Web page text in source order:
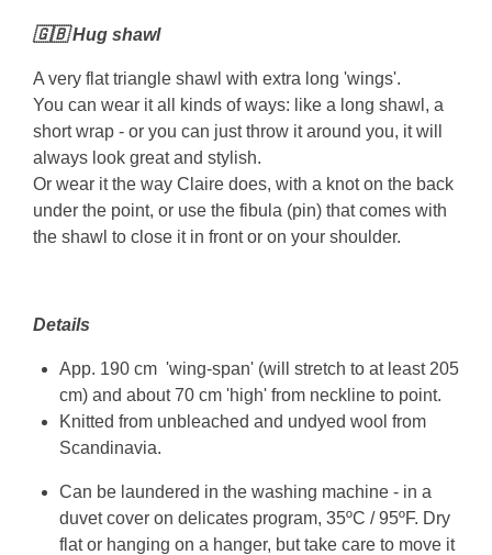
🇬🇧 Hug shawl
A very flat triangle shawl with extra long 'wings'.
You can wear it all kinds of ways: like a long shawl, a
short wrap - or you can just throw it around you, it will
always look great and stylish.
Or wear it the way Claire does, with a knot on the back
under the point, or use the fibula (pin) that comes with
the shawl to close it in front or on your shoulder.
Details
App. 190 cm 'wing-span' (will stretch to at least 205
cm) and about 70 cm 'high' from neckline to point.
Knitted from unbleached and undyed wool from
Scandinavia.
Can be laundered in the washing machine - in a
duvet cover on delicates program, 35ºC / 95ºF. Dry
flat or hanging on a hanger, but take care to move it